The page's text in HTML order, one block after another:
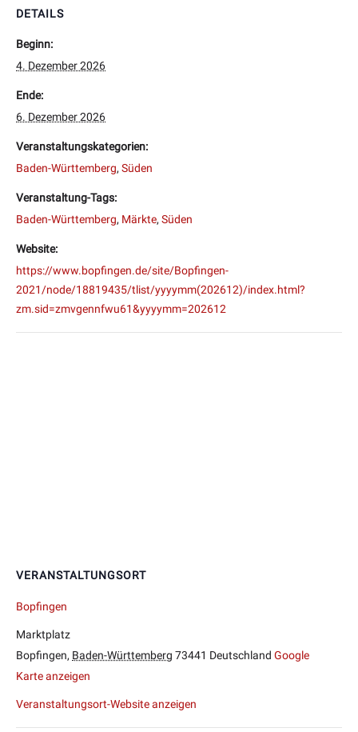
DETAILS
Beginn:
4. Dezember 2026
Ende:
6. Dezember 2026
Veranstaltungskategorien:
Baden-Württemberg, Süden
Veranstaltung-Tags:
Baden-Württemberg, Märkte, Süden
Website:
https://www.bopfingen.de/site/Bopfingen-
2021/node/18819435/tlist/yyyymm(202612)/index.html?
zm.sid=zmvgennfwu61&yyyymm=202612
VERANSTALTUNGSORT
Bopfingen
Marktplatz
Bopfingen, Baden-Württemberg 73441 Deutschland Google
Karte anzeigen
Veranstaltungsort-Website anzeigen